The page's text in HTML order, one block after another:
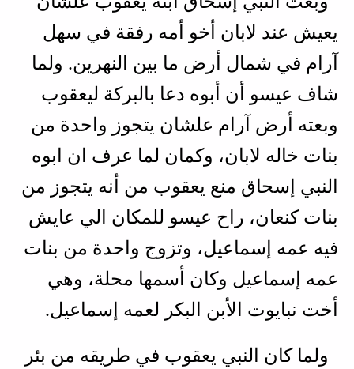
يعيش عند لابان أخو أمه رفقة في سهل
آرام في شمال أرض ما بين النهرين. ولما
شاف عيسو أن أبوه دعا بالبركة ليعقوب
وبعته أرض آرام علشان يتجوز واحدة من
بنات خاله لابان، وكمان لما عرف ان ابوه
النبي إسحاق منع يعقوب من أنه يتجوز من
بنات كنعان، راح عيسو للمكان الي عايش
فيه عمه إسماعيل، وتزوج واحدة من بنات
عمه إسماعيل وكان أسمها محلة، وهي
أخت نبايوت الأبن البكر لعمه إسماعيل.
ولما كان النبي يعقوب في طريقه من بئر